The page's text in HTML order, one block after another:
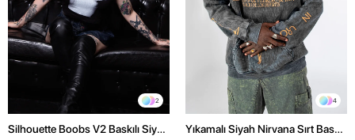
2
Silhouette Boobs V2 Baskılı Siyah
4
Yıkamalı Siyah Nirvana Sırt Baskılı